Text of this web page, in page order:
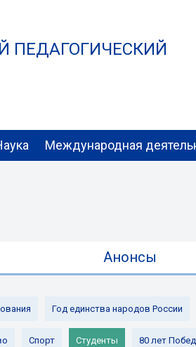
ПЕДАГОГИЧЕСКИЙ
Международная
Анонсы
Год единства народов России
Спорт Студенты 80 лет